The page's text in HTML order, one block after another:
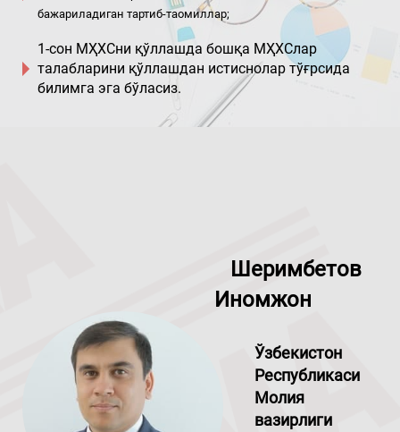
бажариладиган тартиб-таомиллар;
1-сон МҲХСни қўллашда бошқа МҲХСлар
талабларини қўллашдан истиснолар тўғрсида
билимга эга бўласиз.
Шеримбетов
Иномжон
Ўзбекистон
Республикаси
Молия
вазирлиги